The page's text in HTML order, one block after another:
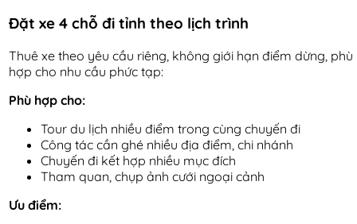
Đặt xe 4 chỗ đi tỉnh theo lịch trình
Thuê xe theo yêu cầu riêng, không giới hạn điểm dừng, phù
hợp cho nhu cầu phức tạp:
Phù hợp cho:
Tour du lịch nhiều điểm trong cùng chuyến đi
Công tác cần ghé nhiều địa điểm, chi nhánh
Chuyến đi kết hợp nhiều mục đích
Tham quan, chụp ảnh cưới ngoại cảnh
Ưu điểm: